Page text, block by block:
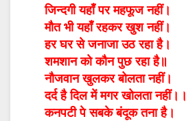
जिन्दगी यहाँ पर महफूज नहीं।
मौत भी यहाँ रहकर खुश नहीं।
हर घर से जनाजा उठ रहा है।
शमशान को कौन पुछ रहा है॥
नौजवान खुलकर बोलता नहीं।
दर्द है दिल में मगर खोलता नहीं।।
कनपटी पे सबके बंदूक तना है।